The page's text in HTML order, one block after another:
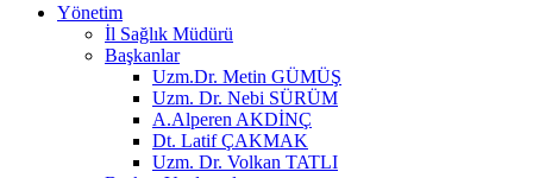
Yönetim
İl Sağlık Müdürü
Başkanlar
Uzm.Dr. Metin GÜMÜŞ
Uzm. Dr. Nebi SÜRÜM
A.Alperen AKDİNÇ
Dt. Latif ÇAKMAK
Uzm. Dr. Volkan TATLI